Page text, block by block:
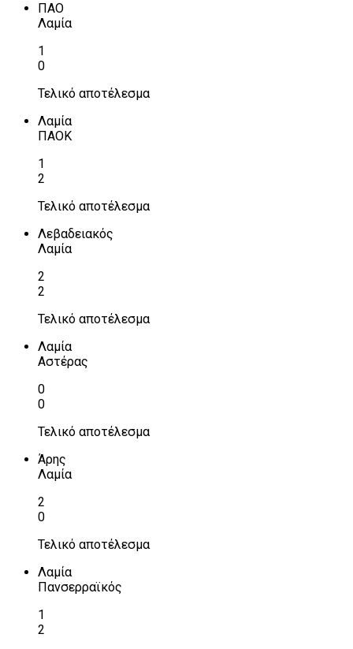
ΠΑΟ
Λαμία
1
0
Τελικό αποτέλεσμα
Λαμία
ΠΑΟΚ
1
2
Τελικό αποτέλεσμα
Λεβαδειακός
Λαμία
2
2
Τελικό αποτέλεσμα
Λαμία
Αστέρας
0
0
Τελικό αποτέλεσμα
Άρης
Λαμία
2
0
Τελικό αποτέλεσμα
Λαμία
Πανσερραϊκός
1
2